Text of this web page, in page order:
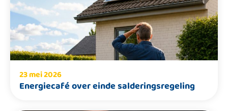
23 mei 2026
Energiecafé over einde salderingsregeling